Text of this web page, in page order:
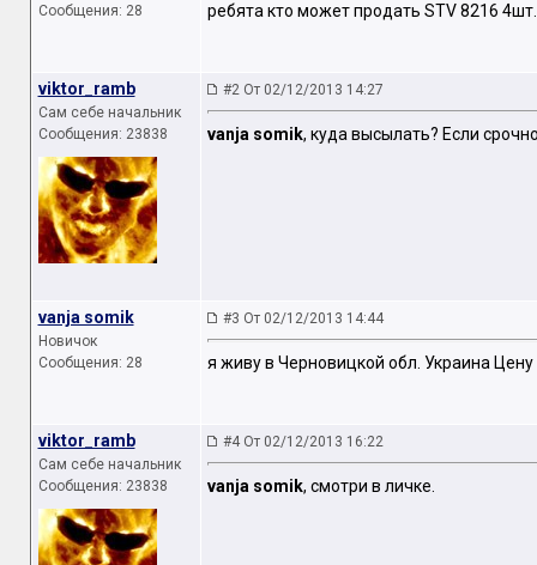
Сообщения: 28
ребята кто может продать STV 8216
viktor_ramb
Сам себе начальник
Сообщения: 23838
#2 От 02/12/2013 14:27
vanja somik, куда высылать? Если
vanja somik
Новичок
Сообщения: 28
#3 От 02/12/2013 14:44
я живу в Черновицкой обл. Украина
viktor_ramb
Сам себе начальник
Сообщения: 23838
#4 От 02/12/2013 16:22
vanja somik, смотри в личке.